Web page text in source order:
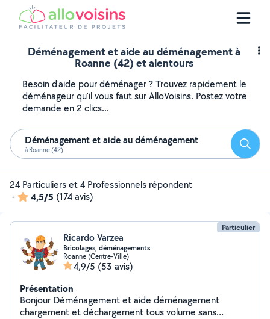
Déménagement et aide au déménagement à
Roanne (42) et alentours
Besoin d'aide pour déménager ? Trouvez rapidement le
déménageur qu'il vous faut sur AlloVoisins. Postez votre
demande en 2 clics...
Déménagement et aide au déménagement
à Roanne (42)
24 Particuliers et 4 Professionnels répondent
-
4,5/5 (174 avis)
Particulier
Ricardo Varzea
Bricolages, déménagements
Roanne (Centre-Ville)
4,9/5 (53 avis)
Présentation
Bonjour Déménagement et aide déménagement
chargement et déchargement tous volume sans